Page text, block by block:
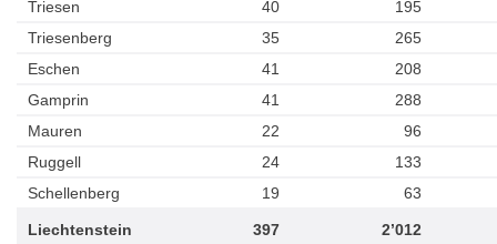
Triesen
40
195
Triesenberg
35
265
Eschen
41
208
Gamprin
41
288
Mauren
22
96
Ruggell
24
133
Schellenberg
19 63
Liechtenstein 397 2’012